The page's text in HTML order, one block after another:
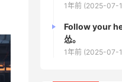
1年前 (2025-07-
Follow your
怂。
1年前 (2025-07-